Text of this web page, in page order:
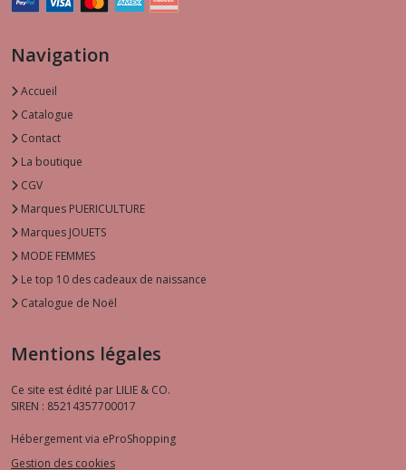
Navigation
Accueil
Catalogue
Contact
La boutique
CGV
Marques PUERICULTURE
Marques JOUETS
MODE FEMMES
Le top 10 des cadeaux de naissance
Catalogue de Noël
Mentions légales
Ce site est édité par LILIE & CO.
SIREN : 85214357700017
Hébergement via eProShopping
Gestion des cookies